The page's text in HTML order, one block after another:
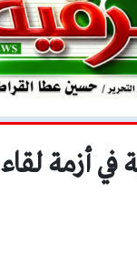
في أزمة لقاء